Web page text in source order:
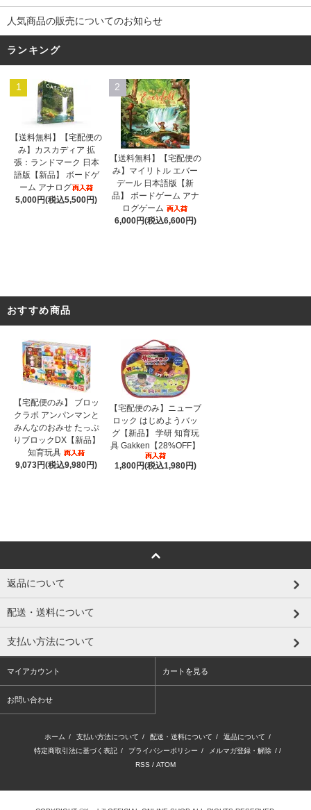
人気商品の販売についてのお知らせ
ランキング
1
【送料無料】【宅配便の
み】カスカディア 拡
張：ランドマーク 日本
語版【新品】 ボードゲ
ーム アナログ
5,000円(税込5,500円)
2
【送料無料】【宅配便の
み】マイリトル エバー
デール 日本語版【新
品】 ボードゲーム アナ
ログゲーム
6,000円(税込6,600円)
おすすめ商品
【宅配便のみ】 ブロッ
クラボ アンパンマンと
みんなのおみせ たっぷ
りブロックDX【新品】
知育玩具
9,073円(税込9,980円)
【宅配便のみ】ニューブ
ロック はじめようバッ
グ【新品】 学研 知育玩
具 Gakken【28%OFF】
1,800円(税込1,980円)
返品について
配送・送料について
支払い方法について
マイアカウント カートを見る
お問い合わせ
ホーム / 支払い方法について / 配送・送料について / 返品について /
特定商取引法に基づく表記 / プライバシーポリシー / メルマガ登録・解除 / /
RSS / ATOM